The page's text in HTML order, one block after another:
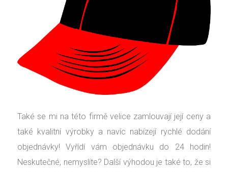
Také se mi na této firmě velice zamlouvají její ceny a
také kvalitní výrobky a navíc nabízejí rychlé dodání
objednávky! Vyřídí vám objednávku do 24 hodin!
Neskutečné, nemyslíte? Další výhodou je také to, že si